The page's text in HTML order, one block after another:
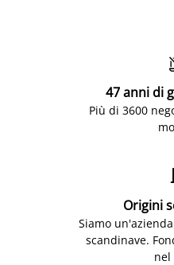
47 anni di
Più di 3600
Origini
Siamo
scandinave.
nel